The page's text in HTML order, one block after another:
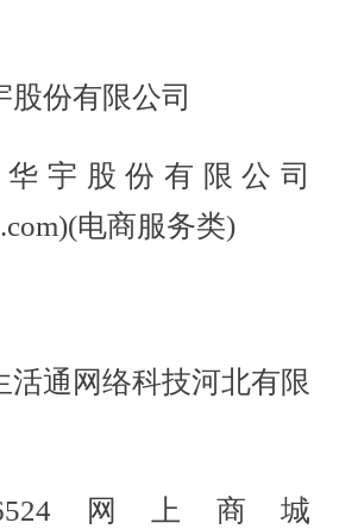
份有限公司
股份有限公司
电商服务类)
通网络科技河北有限
网上商城